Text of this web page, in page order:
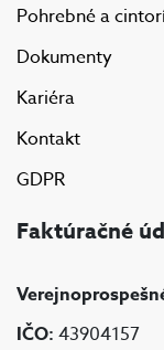
Pohrebné a
Dokumenty
Kariéra
Kontakt
GDPR
Faktúračné
IČO: 43904157